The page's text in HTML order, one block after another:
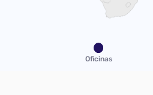
Oficinas